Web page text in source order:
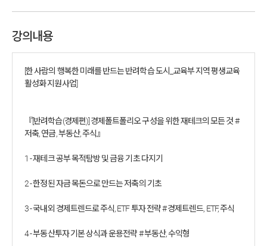
강의내용
[한 사람의 행복한 미래를 반드는 반려학습 도시_교육부 지역 평생교육
활성화 지원사업]
『[반려학습(경제편)] 경제폴트폴리오 구성을 위한 재테크의 모든 것 #
저축, 연금, 부동산, 주식』
1 - 재테크 공부 목적탐방 및 금융 기초 다지기
2 - 한정된 자금 목돈으로 만드는 저축의 기초
3 - 국내외 경제트렌드로 주식, ETF 투자 전략 # 경제트렌드, ETF, 주식
4 - 부동산투자 기본 상식과 운용전략 # 부동산, 수익형